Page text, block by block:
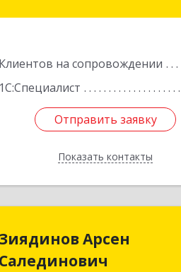
Клиентов на сопровождении
1С:Специалист
Отправить заявку
Показать контакты
Отправить заявку
Назад
Зиядинов Арсен
Салединович